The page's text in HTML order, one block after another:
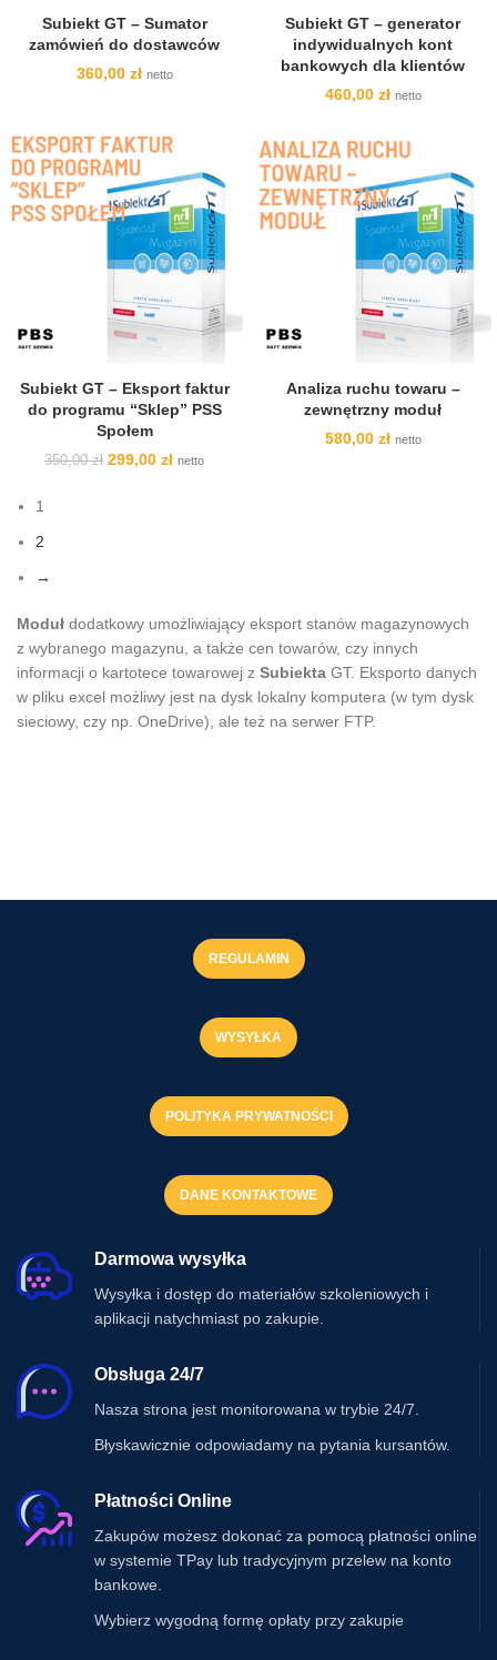
Subiekt GT – Sumator
zamówień do dostawców
360,00 zł netto
Subiekt GT – generator
indywidualnych kont
bankowych dla klientów
460,00 zł netto
Subiekt GT – Eksport faktur
do programu “Sklep” PSS
Społem
350,00zł Pierwotna
299,00 złAktualna
netto
Analiza ruchu towaru –
zewnętrzny moduł
580,00 zł netto
1
2
→
Moduł dodatkowy umożliwiający eksport stanów magazynowych
z wybranego magazynu, a także cen towarów, czy innych
informacji o kartotece towarowej z Subiekta GT. Eksporto danych
w pliku excel możliwy jest na dysk lokalny komputera (w tym dysk
sieciowy, czy np. OneDrive), ale też na serwer FTP.
REGULAMIN
WYSYŁKA
POLITYKA PRYWATNOŚCI
DANE KONTAKTOWE
Darmowa wysyłka
Wysyłka i dostęp do materiałów szkoleniowych i
aplikacji natychmiast po zakupie.
Obsługa 24/7
Nasza strona jest monitorowana w trybie 24/7.
Błyskawicznie odpowiadamy na pytania kursantów.
Płatności Online
Zakupów możesz dokonać za pomocą płatności online
w systemie TPay lub tradycyjnym przelew na konto
bankowe.
Wybierz wygodną formę opłaty przy zakupie